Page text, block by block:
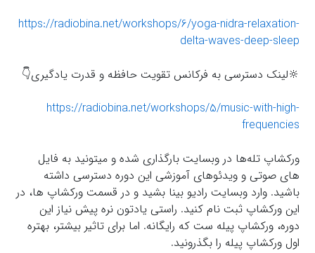
https://radiobina.net/workshops/6/yoga-nidra-relaxation-
delta-waves-deep-sleep
🔆لينك دسترسى به فركانس تقويت حافظه و قدرت يادگيرى👇
https://radiobina.net/workshops/5/music-with-high-
frequencies
ورکشاپ تله‌ها در وبسایت بارگذاری شده و میتونید به فایل
های صوتی و ویدئوهای آموزشی این دوره دسترسی داشته
باشید. وارد وبسایت رادیو بینا بشید و در قسمت ورکشاپ ها، در
این ورکشاپ ثبت نام کنید. راستی یادتون نره پیش نیاز این
دوره، ورکشاپ پیله ست که رایگانه. اما برای تاثیر بیشتر، بهتره
اول ورکشاپ پیله را بگذرونید.